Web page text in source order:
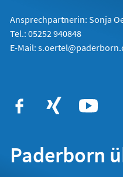
Ansprechpartnerin: Sonja
Tel.: 05252 940848
E-Mail:
Paderborn